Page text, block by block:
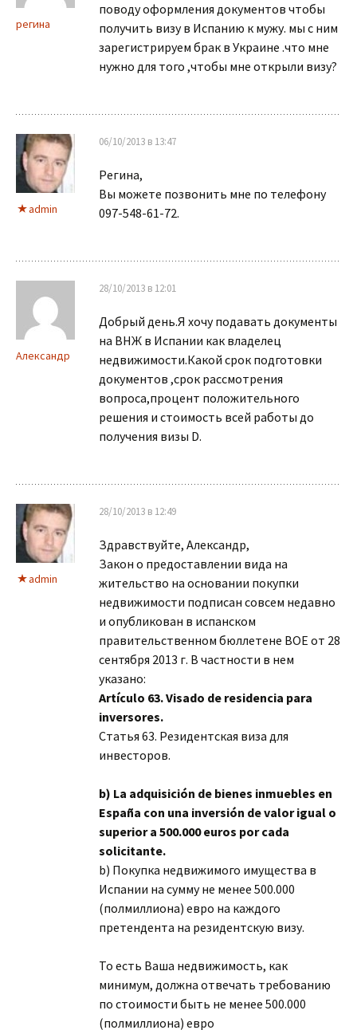
регина
поводу оформления документов чтобы
получить визу в Испанию к мужу. мы с ним
зарегистрируем брак в Украине .что мне
нужно для того ,чтобы мне открыли визу?
admin
06/10/2013 в 13:47
Регина,
Вы можете позвонить мне по телефону
097-548-61-72.
Александр
28/10/2013 в 12:01
Добрый день.Я хочу подавать документы
на ВНЖ в Испании как владелец
недвижимости.Какой срок подготовки
документов ,срок рассмотрения
вопроса,процент положительного
решения и стоимость всей работы до
получения визы D.
admin
28/10/2013 в 12:49
Здравствуйте, Александр,
Закон о предоставлении вида на
жительство на основании покупки
недвижимости подписан совсем недавно
и опубликован в испанском
правительственном бюллетене BOE от 28
сентября 2013 г. В частности в нем
указано:
Artículo 63. Visado de residencia para
inversores.
Статья 63. Резидентская виза для
инвесторов.
b) La adquisición de bienes inmuebles en
España con una inversión de valor igual o
superior a 500.000 euros por cada
solicitante.
b) Покупка недвижимого имущества в
Испании на сумму не менее 500.000
(полмиллиона) евро на каждого
претендента на резидентскую визу.
То есть Ваша недвижимость, как
минимум, должна отвечать требованию
по стоимости быть не менее 500.000
(полмиллиона) евро